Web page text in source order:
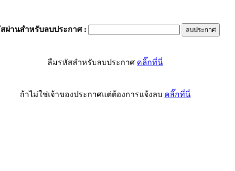
ผ่านสำหรับลบประกาศ:
ลืมรหัสสำหรับลบประกาศ คลิ๊กที่นี่
ถ้าไม่ใช่เจ้าของประกาศแต่ต้องการแจ้งลบ คลิ๊กที่นี่